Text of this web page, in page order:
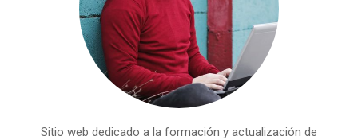
Sitio web dedicado a la formación y actualización de